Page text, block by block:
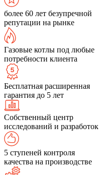
более 60 лет безупречной
репутации на рынке
Газовые котлы под любые
потребности клиента
Бесплатная расширенная
гарантия до 5 лет
Собственный центр
исследований и разработок
5 ступеней контроля
качества на производстве